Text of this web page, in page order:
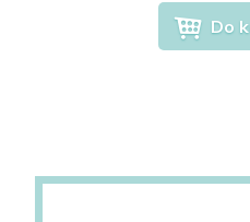
Do